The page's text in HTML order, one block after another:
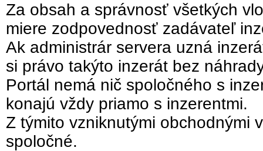
Za obsah a správnosť všetkých
miere zodpovednosť zadávateľ
Ak administrár servera uzná
si právo takýto inzerát bez
Portál nemá nič spoločného s
konajú vždy priamo s inzerentmi.
Z týmito vzniknutými obchodnými
spoločné.